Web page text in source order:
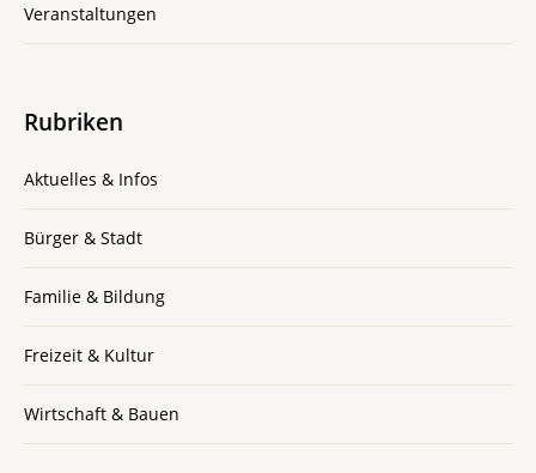
Veranstaltungen
Rubriken
Aktuelles & Infos
Bürger & Stadt
Familie & Bildung
Freizeit & Kultur
Wirtschaft & Bauen